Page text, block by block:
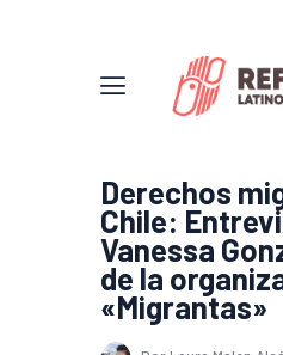
Derechos
Chile:
Vanessa
de la
«Migrantas»